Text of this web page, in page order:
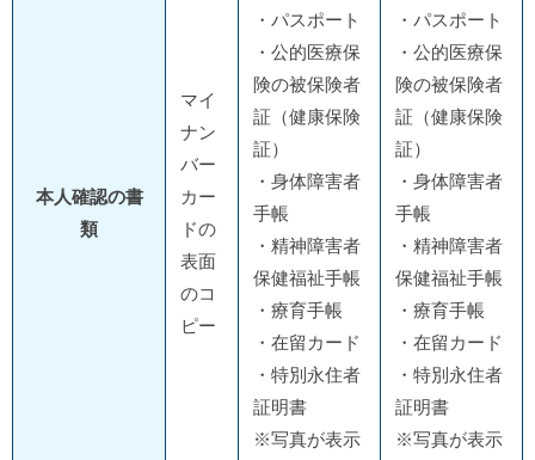
本人確認の書
類
マイ
ナン
バー
カー
ドの
表面
のコ
ピー
・パスポート
・公的医療保
険の被保険者
証（健康保険
証）
・身体障害者
手帳
・精神障害者
保健福祉手帳
・療育手帳
・在留カード
・特別永住者
証明書
※写真が表示
・パスポート
・公的医療保
険の被保険者
証（健康保険
証）
・身体障害者
手帳
・精神障害者
保健福祉手帳
・療育手帳
・在留カード
・特別永住者
証明書
※写真が表示